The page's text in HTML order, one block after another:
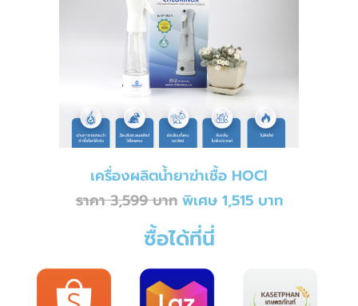
เครื่องผลิตน้ำยาฆ่าเชื้อ HOCl
ราคา 3,599 บาทพิเศษ 1,515 บาท
ซื้อได้ที่นี่